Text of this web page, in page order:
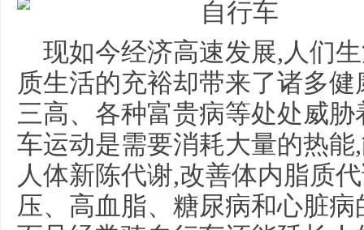
现如今经济高速发展,人们
质生活的充裕却带来了诸多
三高、各种富贵病等处处威
车运动是需要消耗大量的热
人体新陈代谢,改善体内脂质
压、高血脂、糖尿病和心脏